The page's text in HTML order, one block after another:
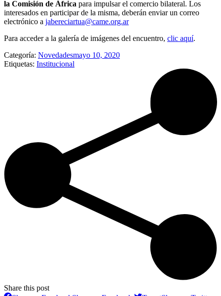
la Comisión de África para impulsar el comercio bilateral. Los
interesados en participar de la misma, deberán enviar un correo
electrónico a jabereciartua@came.org.ar
Para acceder a la galería de imágenes del encuentro, clic aquí.
Categoría: Novedadesmayo 10, 2020
Etiquetas: Institucional
Share this post